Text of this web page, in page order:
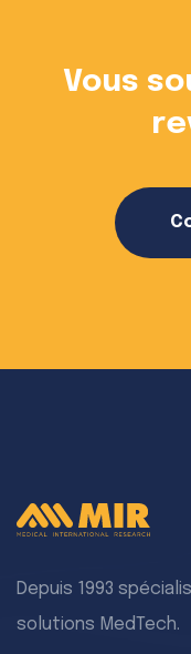
Vous
Depuis 1993
solutions MedTech.